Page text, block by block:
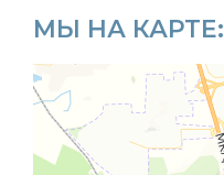
МЫ НА КАРТЕ: